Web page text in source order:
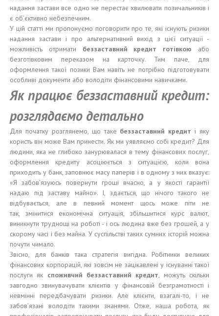
надання застави все одно не перестає хвилювати позичальників і
є об’єктивно небезпечним.
У цій статті ми пропонуємо поговорити про те, які існують ризики
надання застави і про альтернативний вихід з цієї ситуації -
можливість отримати беззаставний кредит готівкою або
безготівковим переказом на карточку. Тим паче, для
оформлення такої позики Вам навіть не потрібно підготовувати
особливі документи або володіти фінансовими навичками.
Як працює беззаставний кредит:
розглядаємо детально
Для початку розглянемо, що таке беззаставний кредит і яку
користь він може Вам принести. Як ми уявляємо собі кредит? Для
людини, яка не глибоко занурювалася в тему фінансових послуг,
оформлення кредиту асоціюється з ситуацією, коли вона
приходить у банк, заповнює масу паперів і в одному з них вказує:
«Я забов’язуюсь повернути гроші вчасно, а у якості гарантії
надаю під заставу майно». І, здається, що нічого такого не
відбувається, але в певний момент щось може піти не
так, змінитися економічна ситуація, збільшитися курс валют,
виникнути труднощі на роботі - і ось людина вже без грошей, а у
скорому часі і без майна. У суспільстві таких сумних історій можна
почути чимало.
Звісно, для банків така стратегія вигідна. Робітники великих
фінансових корпорацій, які зовсім не зацікавлені у існуванні такої
послуги як споживчий беззаставний кредит, можуть скільки
завгодно звинувачувати клієнтів у фінансовій безграмотності і
невмінні передбачувати ризики. Але клієнти, взагалі-то, і не
забов’язані володіти такими знанями. Отже, наша робота, як